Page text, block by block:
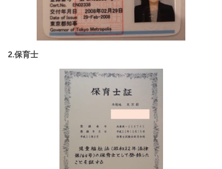
2.保育士